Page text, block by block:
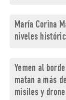
María Corina
niveles
Yemen al
matan a más
misiles y